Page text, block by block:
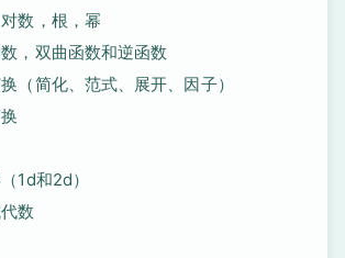
数，根，幂
，双曲函数和逆函数
（简化、范式、展开、因子）
1d和2d）
数